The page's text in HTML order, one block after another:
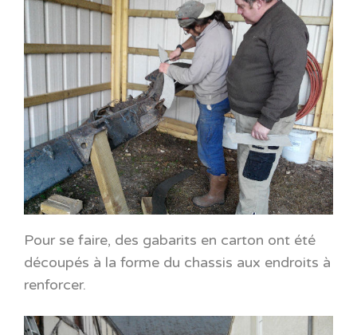
Pour se faire, des gabarits en carton ont été
découpés à la forme du chassis aux endroits à
renforcer.